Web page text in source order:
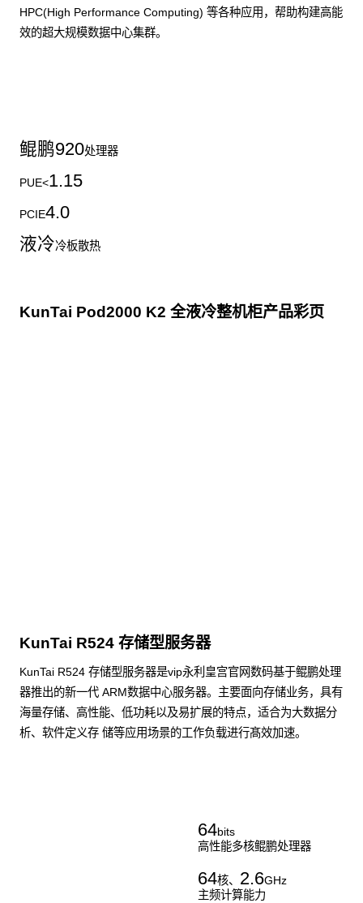
HPC(High Performance Computing) 等各种应用，帮助构建高能
效的超大规模数据中心集群。
鲲鹏920处理器
PUE<1.15
PCIE4.0
液冷冷板散热
KunTai Pod2000 K2 全液冷整机柜产品彩页
KunTai R524 存储型服务器
KunTai R524 存储型服务器是vip永利皇宫官网数码基于鲲鹏处理
器推出的新一代 ARM数据中心服务器。主要面向存储业务，具有
海量存储、高性能、低功耗以及易扩展的特点，适合为大数据分
析、软件定义存 储等应用场景的工作负载进行髙效加速。
64bits
高性能多核鲲鹏处理器
64核、 2.6GHz
主频计算能力